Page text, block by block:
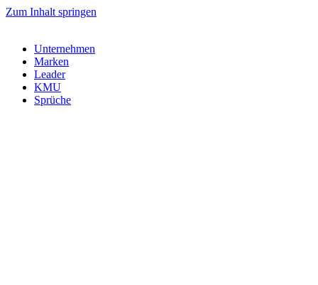
Zum Inhalt springen
Unternehmen
Marken
Leader
KMU
Sprüche